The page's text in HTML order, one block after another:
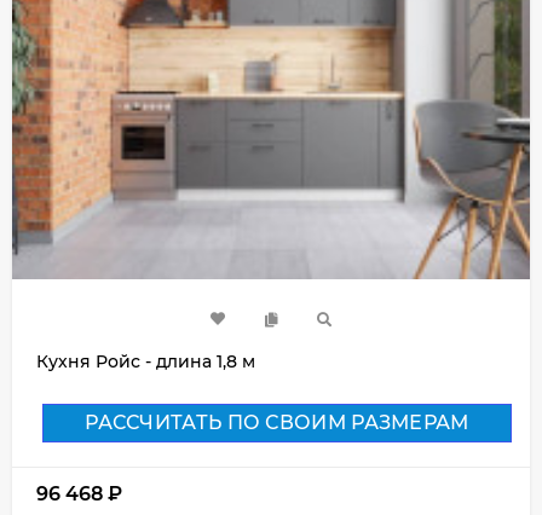
Кухня Ройс - длина 1,8 м
РАССЧИТАТЬ ПО СВОИМ РАЗМЕРАМ
96 468 ₽